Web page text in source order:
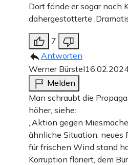
Dort fände er sogar noch
dahergestotterte
7
Antworten
Werner Bürstel
Melden
Man schraubt die
höher, siehe:
„Aktion gegen
ähnliche Situation: neues
für frischen Wind stand
Korruption floriert, dem